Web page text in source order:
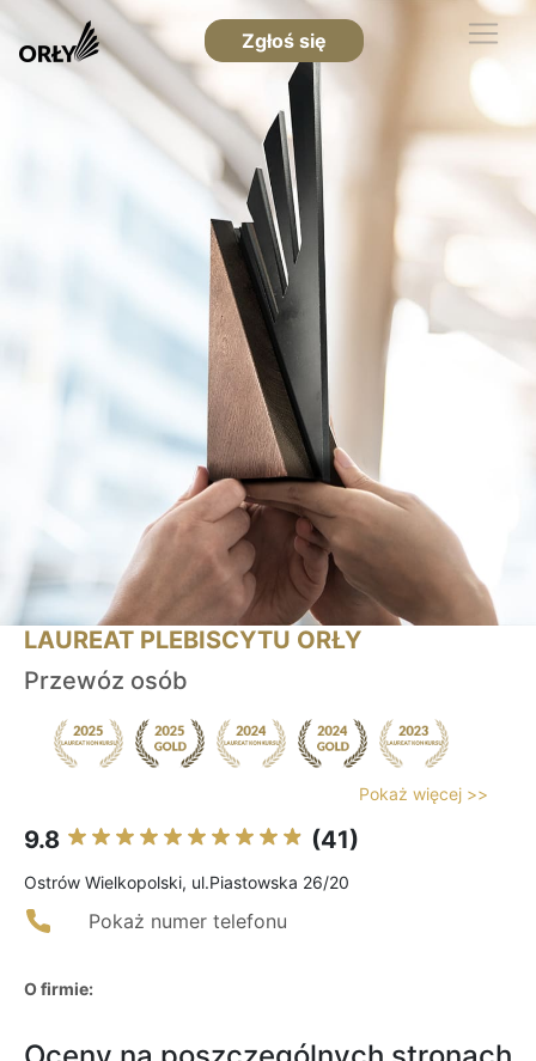
Zgłoś się
LAUREAT PLEBISCYTU ORŁY
Przewóz osób
Pokaż więcej >>
9.8 (41)
Ostrów Wielkopolski, ul.Piastowska 26/20
Pokaż numer telefonu
O firmie: